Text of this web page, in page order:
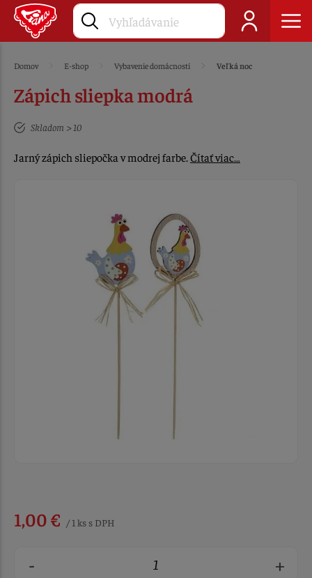
Domov E-shop Vybavenie domácnosti Veľká noc
Zápich sliepka modrá
Skladom > 10
Jarný zápich sliepočka v modrej farbe.Čítať viac…
1,00 € / 1 ks s DPH
- +